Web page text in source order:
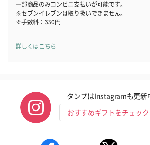
お酒にぴったりのおつまみ・サプリを同梱し
一部商品のみコンビニ支払いが可能です。
※セブンイレブンは取り扱いできません。
※手数料：330円
詳しくはこちら
タンプはInstagramも更新
おすすめギフトをチェック